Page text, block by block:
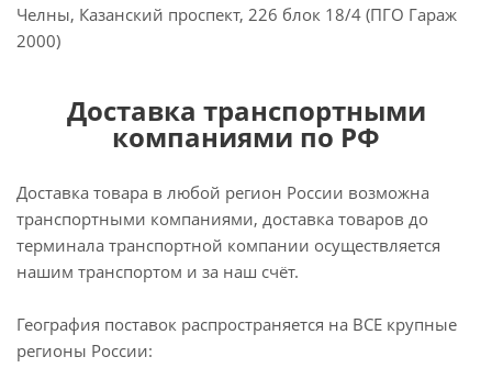
Челны, Казанский проспект, 226 блок 18/4 (ПГО Гараж
2000)
Доставка транспортными
компаниями по РФ
Доставка товара в любой регион России возможна
транспортными компаниями, доставка товаров до
терминала транспортной компании осуществляется
нашим транспортом и за наш счёт.
География поставок распространяется на ВСЕ крупные
регионы России: